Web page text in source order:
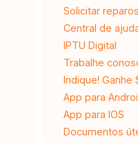
Solicitar reparos
Central de
IPTU Digital
Trabalhe
Indique! Ganhe
App para
App para IOS
Documentos